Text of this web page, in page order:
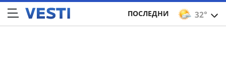
32°
ПОСЛЕДНИ